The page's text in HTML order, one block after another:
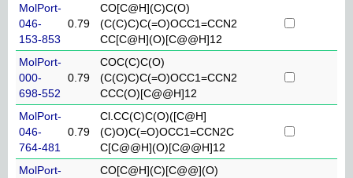
MolPort-
046-
153-853
0.79
CO[C@H](C)C(O)
(C(C)C)C(=O)OCC1=CCN2
CC[C@H](O)[C@@H]12
MolPort-
000-
698-552
0.79
COC(C)C(O)
(C(C)C)C(=O)OCC1=CCN2
CCC(O)[C@@H]12
MolPort-
046-
764-481
0.79
Cl.CC(C)C(O)([C@H]
(C)O)C(=O)OCC1=CCN2C
C[C@@H](O)[C@@H]12
MolPort-
CO[C@H](C)[C@@](O)